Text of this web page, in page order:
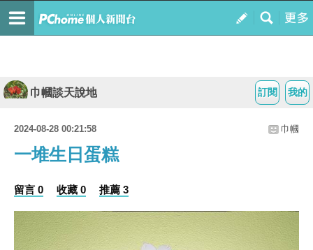
我的
訂閱
巾幗談天說地
2024-08-28 00:21:58 巾幗
一堆生日蛋糕
留言 0 收藏 0 推薦 3